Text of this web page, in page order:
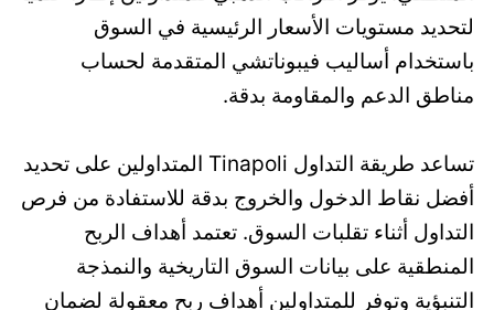
لتحديد مستويات الأسعار الرئيسية في السوق
باستخدام أساليب فيبوناتشي المتقدمة لحساب
مناطق الدعم والمقاومة بدقة.
تساعد طريقة التداول Tinapoli المتداولين على تحديد
أفضل نقاط الدخول والخروج بدقة للاستفادة من فرص
التداول أثناء تقلبات السوق. تعتمد أهداف الربح
المنطقية على بيانات السوق التاريخية والنمذجة
التنبؤية وتوفر للمتداولين أهداف ربح معقولة لضمان